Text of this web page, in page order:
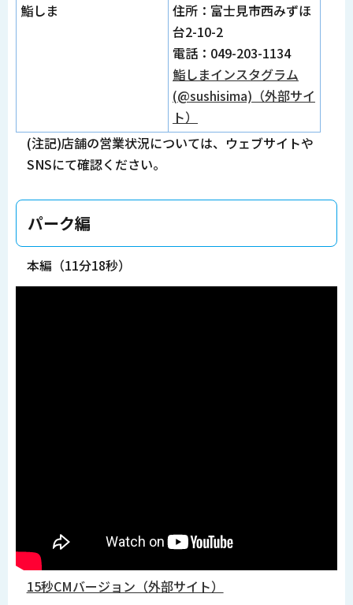
鮨しま
住所：富士見市西みずほ
台2-10-2
電話：049-203-1134
鮨しまインスタグラム
(@sushisima)（外部サイ
ト）
(注記)店舗の営業状況については、ウェブサイトや
SNSにて確認ください。
パーク編
本編（11分18秒）
15秒CMバージョン（外部サイト）